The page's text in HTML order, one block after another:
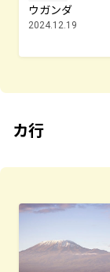
ウガンダ
2024.12.19
カ行